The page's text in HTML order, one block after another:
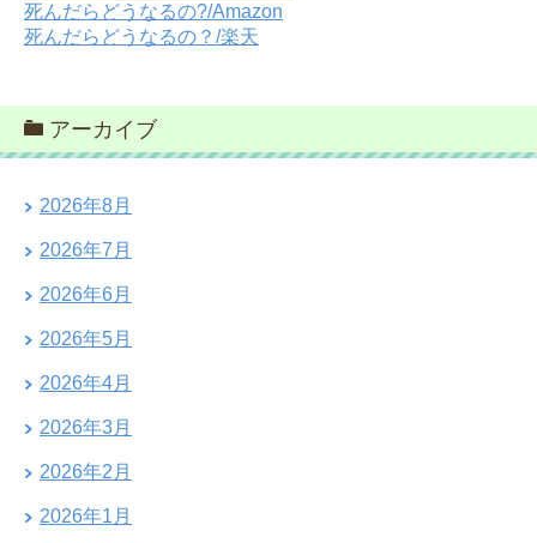
死んだらどうなるの?/Amazon
死んだらどうなるの？/楽天
アーカイブ
2026年8月
2026年7月
2026年6月
2026年5月
2026年4月
2026年3月
2026年2月
2026年1月